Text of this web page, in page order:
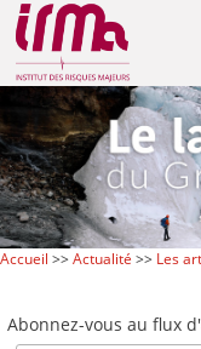
Accueil >>Actualité >> Les
Abonnez-vous au flux